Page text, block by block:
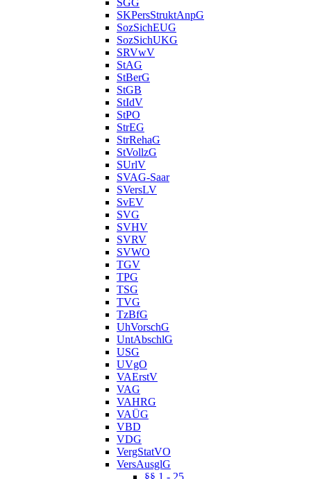
SKPersStruktAnpG
SozSichEUG
SozSichUKG
SRVwV
StAG
StBerG
StGB
StIdV
StPO
StrEG
StrRehaG
StVollzG
SUrlV
SVAG-Saar
SVersLV
SvEV
SVG
SVHV
SVRV
SVWO
TGV
TPG
TSG
TVG
TzBfG
UhVorschG
UntAbschlG
USG
UVgO
VAErstV
VAG
VAHRG
VAÜG
VBD
VDG
VergStatVO
VersAusglG
§§ 1 - 25